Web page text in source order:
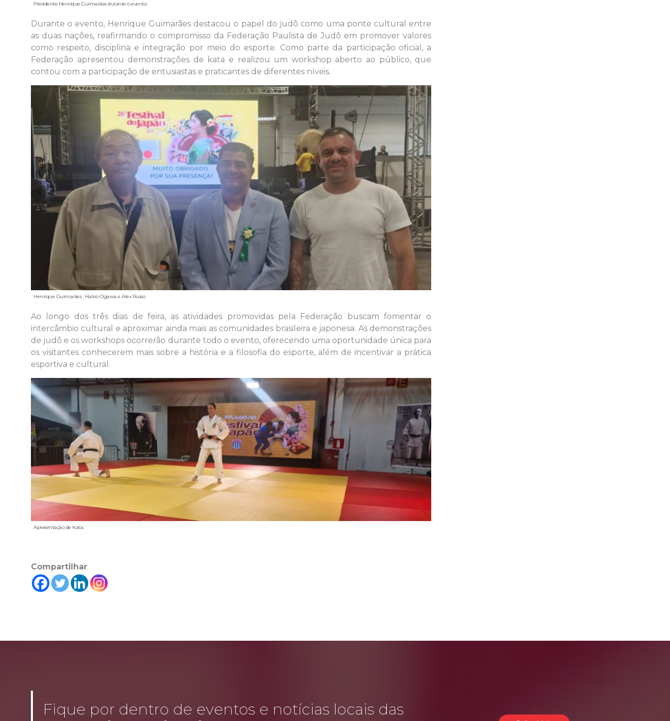
Presidente Henrique Guimarães durante o evento.
Durante o evento, Henrique Guimarães destacou o papel do judô como uma ponte cultural entre
as duas nações, reafirmando o compromisso da Federação Paulista de Judô em promover valores
como respeito, disciplina e integração por meio do esporte. Como parte da participação oficial, a
Federação apresentou demonstrações de kata e realizou um workshop aberto ao público, que
contou com a participação de entusiastas e praticantes de diferentes níveis.
Henrique Guimarães , Hatiro Ogawa e Alex Russo
Ao longo dos três dias de feira, as atividades promovidas pela Federação buscam fomentar o
intercâmbio cultural e aproximar ainda mais as comunidades brasileira e japonesa. As demonstrações
de judô e os workshops ocorrerão durante todo o evento, oferecendo uma oportunidade única para
os visitantes conhecerem mais sobre a história e a filosofia do esporte, além de incentivar a prática
esportiva e cultural.
Apresentação de Kata.
Compartilhar
Fique por dentro de eventos e notícias locais das